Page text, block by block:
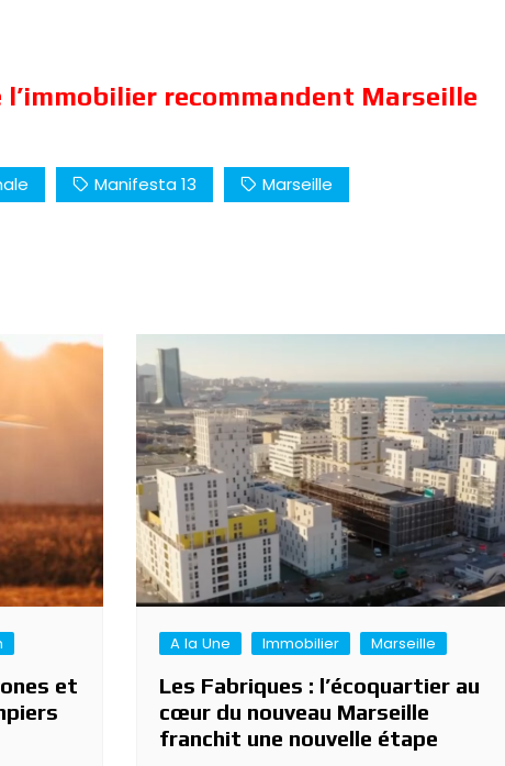
recommandent Marseille
Manifesta 13 Marseille
et
A la Une Immobilier Marseille
Les Fabriques : l’écoquartier au
cœur du nouveau Marseille
franchit une nouvelle étape